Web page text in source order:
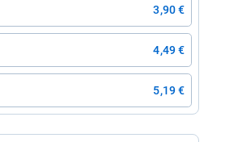
3,90 €
4,49 €
5,19 €